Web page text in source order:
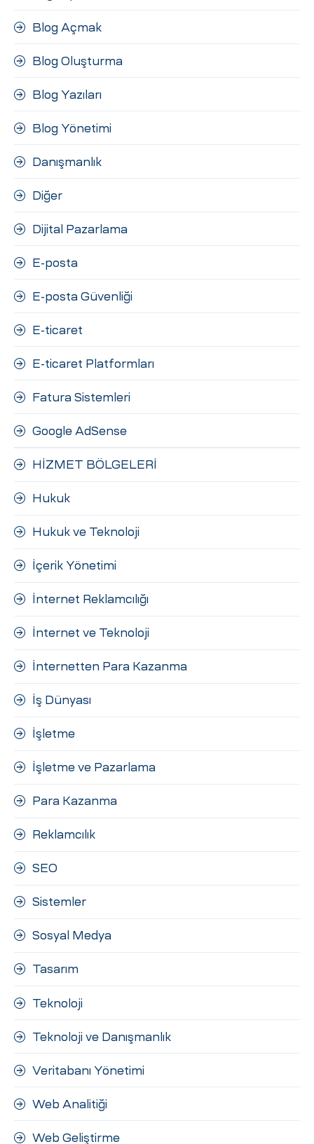
Blog Açmak
Blog Oluşturma
Blog Yazıları
Blog Yönetimi
Danışmanlık
Diğer
Dijital Pazarlama
E-posta
E-posta Güvenliği
E-ticaret
E-ticaret Platformları
Fatura Sistemleri
Google AdSense
HİZMET BÖLGELERİ
Hukuk
Hukuk ve Teknoloji
İçerik Yönetimi
İnternet Reklamcılığı
İnternet ve Teknoloji
İnternetten Para Kazanma
İş Dünyası
İşletme
İşletme ve Pazarlama
Para Kazanma
Reklamcılık
SEO
Sistemler
Sosyal Medya
Tasarım
Teknoloji
Teknoloji ve Danışmanlık
Veritabanı Yönetimi
Web Analitiği
Web Geliştirme